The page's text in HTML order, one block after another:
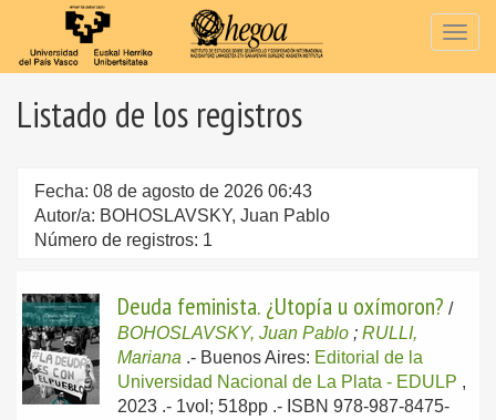
Listado de los registros
Fecha: 08 de agosto de 2026 06:43
Autor/a: BOHOSLAVSKY, Juan Pablo
Número de registros: 1
Deuda feminista. ¿Utopía u oxímoron? /
BOHOSLAVSKY, Juan Pablo ; RULLI,
Mariana .- Buenos Aires: Editorial de la
Universidad Nacional de La Plata - EDULP ,
2023 .- 1vol; 518pp .- ISBN 978-987-8475-